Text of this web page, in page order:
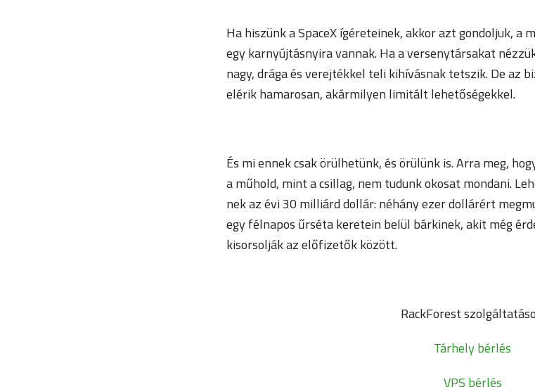
Ha hiszünk a SpaceX ígéreteinek, akkor azt gondoljuk, a
egy karnyújtásnyira vannak. Ha a versenytársakat
nagy, drága és verejtékkel teli kihívásnak tetszik. De az
elérik hamarosan, akármilyen limitált lehetőségekkel.
És mi ennek csak örülhetünk, és örülünk is. Arra meg,
a műhold, mint a csillag, nem tudunk okosat mondani.
nek az évi 30 milliárd dollár: néhány ezer dollárért
egy félnapos űrséta keretein belül bárkinek, akit még
kisorsolják az előfizetők között.
RackForest
Tárhely bérlés
VPS bérlés